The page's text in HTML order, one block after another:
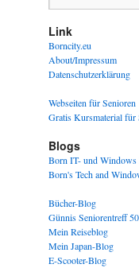
Link
Borncity.eu
About/Impressum
Datenschutzerklärung
Webseiten für Senioren
Gratis Kursmaterial für
Blogs
Born IT- und
Born's Tech and
Bücher-Blog
Günnis Seniorentreff
Mein Reiseblog
Mein Japan-Blog
E-Scooter-Blog